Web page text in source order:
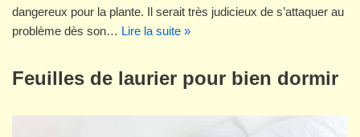
dangereux pour la plante. Il serait très judicieux de s’attaquer au
problème dès son… Lire la suite »
Feuilles de laurier pour bien dormir